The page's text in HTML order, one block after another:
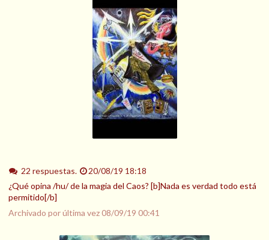
22 respuestas.
20/08/19 18:18
¿Qué opina /hu/ de la magia del Caos? [b]Nada es verdad todo está
permitido[/b]
Archivado por última vez08/09/19 00:41